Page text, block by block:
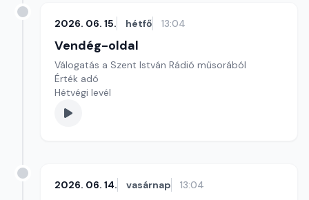
2026. 06. 15. hétfő 13:04
Vendég-oldal
Válogatás a Szent István Rádió műsorából
Érték adó
Hétvégi levél
2026. 06. 14. vasárnap 13:04